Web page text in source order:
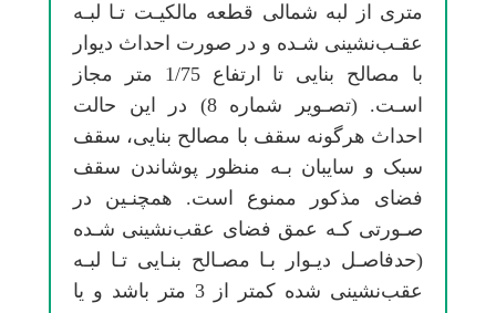
ﻣﺘﺮی از ﻟﺒﻪ ﺷﻤﺎلی ﻗﻄﻌﻪ ﻣﺎﻟﻜﻴـﺖ ﺗـﺎ ﻟﺒـﻪ
ﻋﻘـﺐنشینی ﺷـﺪه و در ﺻﻮرت اﺣﺪاث دﻳﻮار
ﺑﺎ ﻣﺼﺎﻟﺢ ﺑﻨﺎیی ﺗﺎ ارﺗﻔﺎع 1/75 ﻣﺘﺮ ﻣﺠﺎز
اﺳـﺖ. (ﺗﺼـﻮﻳﺮ ﺷﻤﺎره 8) در اﻳﻦ ﺣﺎﻟﺖ
اﺣﺪاث ﻫﺮﮔﻮﻧﻪ ﺳﻘﻒ ﺑﺎ ﻣﺼﺎﻟﺢ ﺑﻨﺎیی، ﺳﻘﻒ
سبک و ﺳﺎﻳﺒﺎن ﺑـﻪ ﻣﻨﻈﻮر ﭘﻮﺷﺎﻧﺪن ﺳﻘﻒ
ﻓﻀﺎی ﻣﺬﻛﻮر ﻣﻤﻨﻮع اﺳﺖ. ﻫﻤﭽﻨـﻴﻦ در
ﺻـﻮرتی ﻛـﻪ ﻋﻤﻖ ﻓﻀﺎی ﻋﻘﺐنشینی ﺷـﺪه
(ﺣﺪﻓﺎﺻـﻞ دﻳـﻮار ﺑـﺎ ﻣﺼـﺎﻟﺢ ﺑﻨـﺎیی ﺗـﺎ ﻟﺒـﻪ
ﻋﻘﺐنشینی ﺷﺪه ﻛﻤﺘﺮ از 3 ﻣﺘﺮ ﺑﺎﺷﺪ و ﻳﺎ